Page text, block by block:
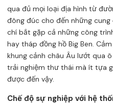
qua đủ mọi loại địa hình từ
đông đúc cho đến những
chí bắt gặp cả những công
hay tháp đồng hồ Big Ben.
khung cảnh châu Âu lướt qua
trải nghiệm thư thái mà ít tựa
được đến vậy.
Chế độ sự nghiệp với hệ